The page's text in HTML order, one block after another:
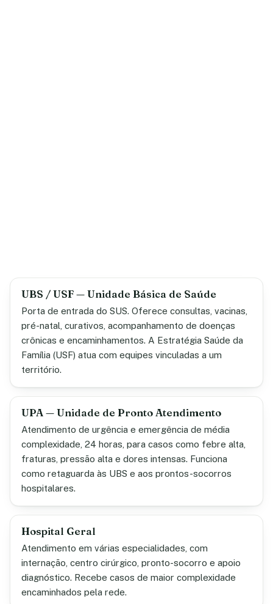
UBS / USF — Unidade Básica de Saúde
Porta de entrada do SUS. Oferece consultas, vacinas,
pré-natal, curativos, acompanhamento de doenças
crônicas e encaminhamentos. A Estratégia Saúde da
Família (USF) atua com equipes vinculadas a um
território.
UPA — Unidade de Pronto Atendimento
Atendimento de urgência e emergência de média
complexidade, 24 horas, para casos como febre alta,
fraturas, pressão alta e dores intensas. Funciona
como retaguarda às UBS e aos prontos-socorros
hospitalares.
Hospital Geral
Atendimento em várias especialidades, com
internação, centro cirúrgico, pronto-socorro e apoio
diagnóstico. Recebe casos de maior complexidade
encaminhados pela rede.